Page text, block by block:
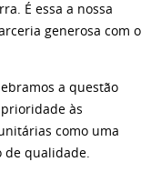
É essa a nossa
generosa com o
a questão
às
como uma
de qualidade.